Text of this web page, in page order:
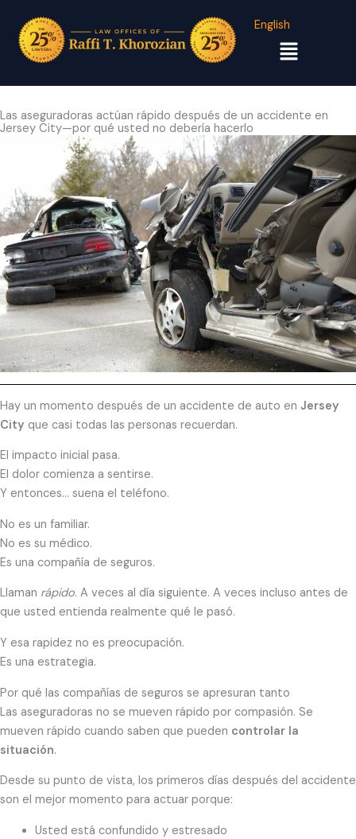
English
Menú
Las aseguradoras actúan rápido después de un accidente en
Jersey City—por qué usted no debería hacerlo
Hay un momento después de un accidente de auto en Jersey
City que casi todas las personas recuerdan.
El impacto inicial pasa.
El dolor comienza a sentirse.
Y entonces… suena el teléfono.
No es un familiar.
No es su médico.
Es una compañía de seguros.
Llaman rápido. A veces al día siguiente. A veces incluso antes de
que usted entienda realmente qué le pasó.
Y esa rapidez no es preocupación.
Es una estrategia.
Por qué las compañías de seguros se apresuran tanto
Las aseguradoras no se mueven rápido por compasión. Se
mueven rápido cuando saben que pueden controlar la
situación.
Desde su punto de vista, los primeros días después del accidente
son el mejor momento para actuar porque:
Usted está confundido y estresado